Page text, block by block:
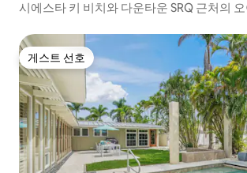
시에스타 키 비치와 다운타운 SRQ 근처의
게스트 선호
게스트 선호